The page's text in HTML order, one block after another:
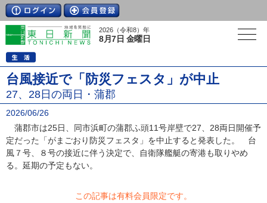
2026（令和8）年
8月7日 金曜日
台風接近で「防災フェスタ」が中止
27、28日の両日・蒲郡
2026/06/26
蒲郡市は25日、同市浜町の蒲郡ふ頭11号岸壁で27、28両日開催予
定だった「がまごおり防災フェスタ」を中止すると発表した。 台
風７号、８号の接近に伴う決定で、自衛隊艦艇の寄港も取りやめ
る。延期の予定もない。
この記事は有料会員限定です。